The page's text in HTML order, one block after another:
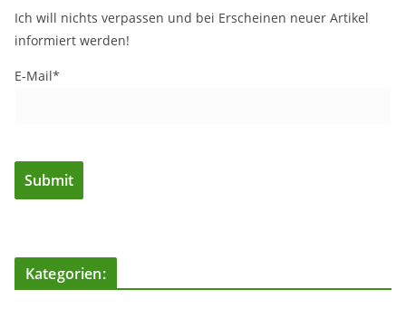
Ich will nichts verpassen und bei Erscheinen neuer Artikel
informiert werden!
E-Mail*
Kategorien: